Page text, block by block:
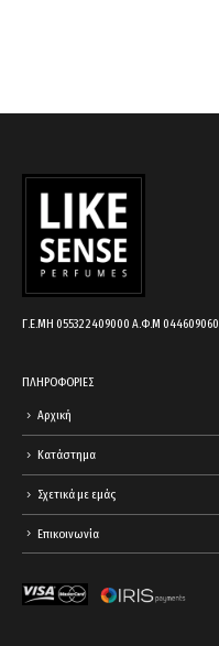
Γ.Ε.ΜΗ 055322409000 Α.Φ.Μ 044609060
ΠΛΗΡΟΦΟΡΙΕΣ
Αρχική
Κατάστημα
Σχετικά με εμάς
Επικοινωνία